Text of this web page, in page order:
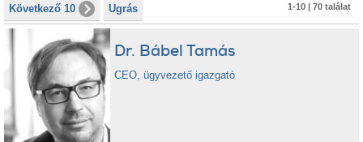
Következő 10 Ugrás 1-10 | 70 találat
Dr. Bábel Tamás
CEO, ügyvezető igazgató